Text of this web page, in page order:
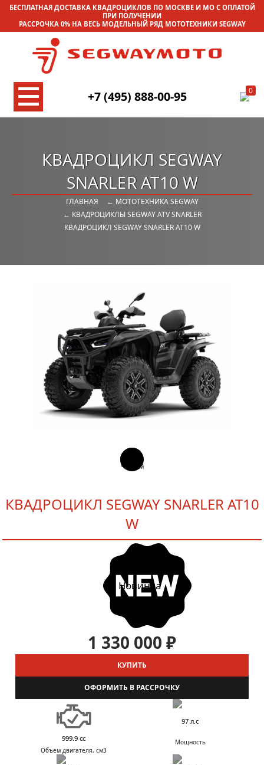
БЕСПЛАТНАЯ ДОСТАВКА КВАДРОЦИКЛОВ ПО МОСКВЕ И МО С ОПЛАТОЙ
ПРИ ПОЛУЧЕНИИ
РАССРОЧКА 0% НА ВЕСЬ МОДЕЛЬНЫЙ РЯД МОТОТЕХНИКИ SEGWAY
+7 (495) 888-00-95 0
КВАДРОЦИКЛ SEGWAY
SNARLER AT10 W
ГЛАВНАЯ
← МОТОТЕХНИКА SEGWAY
← КВАДРОЦИКЛЫ SEGWAY ATV SNARLER
КВАДРОЦИКЛ SEGWAY SNARLER AT10 W
Чёрный
КВАДРОЦИКЛ SEGWAY SNARLER AT10
W
Новинка
1 330 000 ₽
КУПИТЬ
ОФОРМИТЬ В РАССРОЧКУ
999.9 cc
Объем двигателя, см3
97 л.с
Мощность